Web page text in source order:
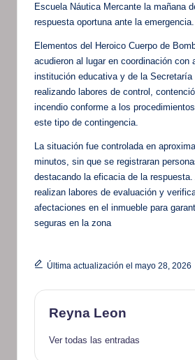
Escuela Náutica Mercante la mañana
respuesta oportuna ante la emergencia.
Elementos del Heroico Cuerpo de
acudieron al lugar en coordinación con
institución educativa y de la Secretaría
realizando labores de control,
incendio conforme a los
este tipo de contingencia.
La situación fue controlada en
minutos, sin que se registraran
destacando la eficacia de la
realizan labores de evaluación y
afectaciones en el inmueble para
seguras en la zona
Última actualización el mayo 28, 2026
Reyna Leon
Ver todas las entradas